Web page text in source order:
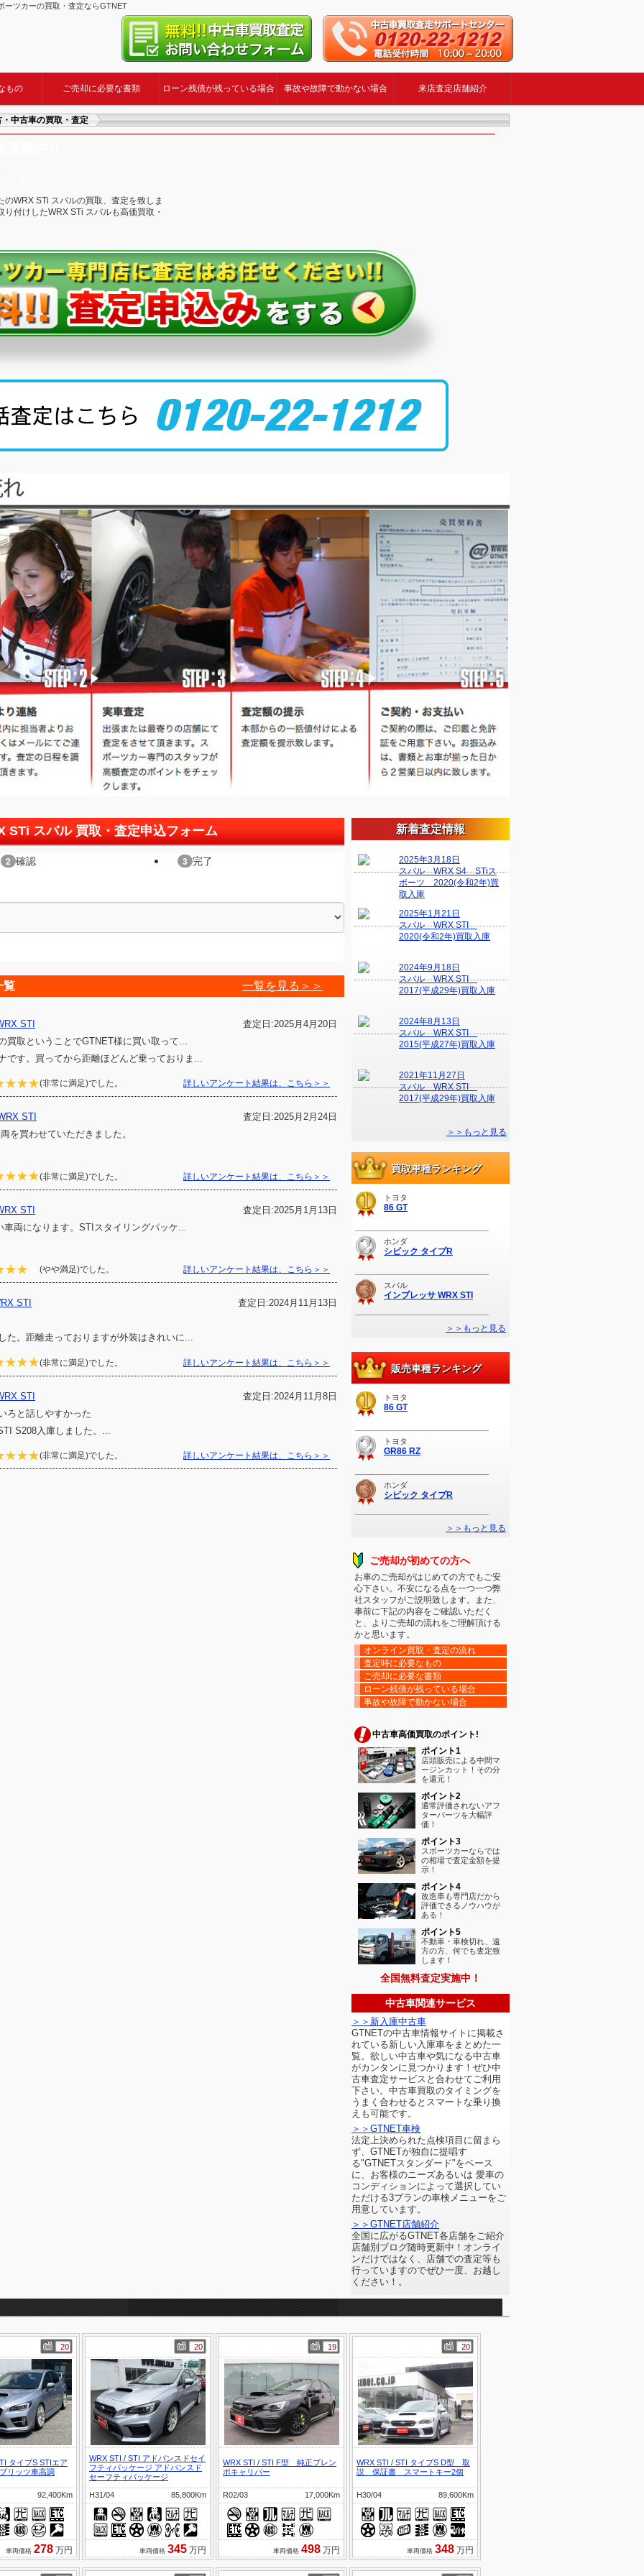
ーツカーの買取・査定ならGTNET
もの ご売却に必要な書類 ローン残債が残っている場合 事故や故障で動かない場合 来店査定店舗紹介
中古車の買取・査定
WRX STi スバルの買取、査定を致しま
付けしたWRX STi スバルも高価買取・
STi スバル 買取・査定申込フォーム
覧 一覧を見る＞＞
STI
査定日:2025月4月20日
買取ということでGTNET様に買い取って...
です。買ってから距離ほどんど乗っておりま...
(非常に満足)でした。 詳しいアンケート結果は、こちら＞＞
STI
査定日:2025月2月24日
を買わせていただきました。
(非常に満足)でした。 詳しいアンケート結果は、こちら＞＞
STI
査定日:2025月1月13日
車両になります。STIスタイリングパッケ...
(やや満足)でした。 詳しいアンケート結果は、こちら＞＞
STI 査定日:2024月11月13日
た。距離走っておりますが外装はきれいに...
(非常に満足)でした。 詳しいアンケート結果は、こちら＞＞
STI
査定日:2024月11月8日
ろと話しやすかった
S208入庫しました。...
(非常に満足)でした。 詳しいアンケート結果は、こちら＞＞
新着査定情報
2025年3月18日
スバル WRX S4 STiス
ポーツ 2020(令和2年)買
取入庫
2025年1月21日
スバル WRX STI
2020(令和2年)買取入庫
2024年9月18日
スバル WRX STI
2017(平成29年)買取入庫
2024年8月13日
スバル WRX STI
2015(平成27年)買取入庫
2021年11月27日
スバル WRX STI
2017(平成29年)買取入庫
＞＞もっと見る
買取車種ランキング
トヨタ
86 GT
ホンダ
シビック タイプR
スバル
インプレッサ WRX STI
＞＞もっと見る
販売車種ランキング
トヨタ
86 GT
トヨタ
GR86 RZ
ホンダ
シビック タイプR
＞＞もっと見る
ご売却が初めての方へ
お車のご売却がはじめての方でもご安
心下さい。不安になる点を一つ一つ弊
社スタッフがご説明致します。また、
事前に下記の内容をご確認いただく
と、よりご売却の流れをご理解頂ける
かと思います。
オンライン買取・査定の流れ
査定時に必要なもの
ご売却に必要な書類
ローン残債が残っている場合
事故や故障で動かない場合
中古車高価買取のポイント!
ポイント1
店頭販売による中間マ
ージンカット！その分
を還元！
ポイント2
通常評価されないアフ
ターパーツを大幅評
価！
ポイント3
スポーツカーならでは
の相場で査定金額を提
示！
ポイント4
改造車も専門店だから
評価できるノウハウが
ある！
ポイント5
不動車・車検切れ、遠
方の方、何でも査定致
します！
全国無料査定実施中！
中古車関連サービス
＞＞新入庫中古車
GTNETの中古車情報サイトに掲載さ
れている新しい入庫車をまとめた一
覧。欲しい中古車や気になる中古車
がカンタンに見つかります！ぜひ中
古車査定サービスと合わせてご利用
下さい。中古車買取のタイミングを
うまく合わせるとスマートな乗り換
えも可能です。
＞＞GTNET車検
法定上決められた点検項目に留まら
ず、GTNETが独自に提唱す
る"GTNETスタンダード"をベース
に、お客様のニーズあるいは 愛車の
コンディションによって選択してい
ただける3プランの車検メニューをご
用意しています。
＞＞GTNET店舗紹介
全国に広がるGTNET各店舗をご紹介
店舗別ブログ随時更新中！オンライ
ンだけではなく、店舗での査定等も
行っていますのでぜひ一度、お越し
ください！。
20
タイプS STIエア
リッツ車高調
92,400Km
車両価格 278 万円
20
WRX STI / STI アドバンスドセイ
フティパッケージ アドバンスド
セーフティパッケージ
H31/04 85,800Km
車両価格 345 万円
19
WRX STI / STI F型 純正ブレン
ボキャリパー
R02/03 17,000Km
車両価格 498 万円
20
WRX STI / STI タイプS D型 取
説 保証書 スマートキー2個
H30/04 89,600Km
車両価格 348 万円